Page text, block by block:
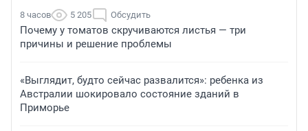
8 часов 5 205 Обсудить
Почему у томатов скручиваются листья — три
причины и решение проблемы
«Выглядит, будто сейчас развалится»: ребенка из
Австралии шокировало состояние зданий в
Приморье